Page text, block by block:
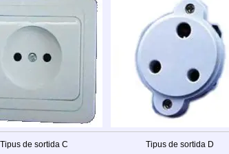
Tipus de sortida C Tipus de sortida D